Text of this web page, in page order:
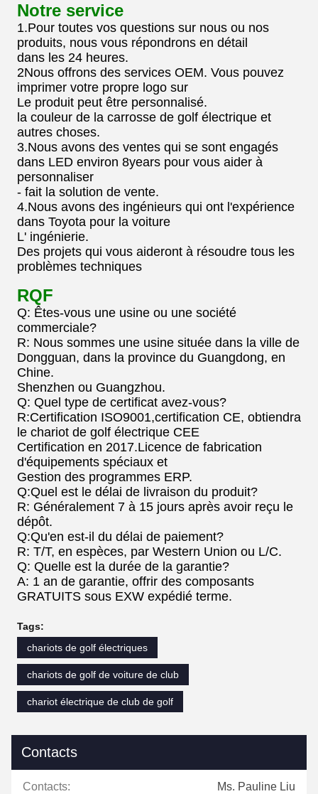
Notre service
1.Pour toutes vos questions sur nous ou nos
produits, nous vous répondrons en détail
dans les 24 heures.
2Nous offrons des services OEM. Vous pouvez
imprimer votre propre logo sur
Le produit peut être personnalisé.
la couleur de la carrosse de golf électrique et
autres choses.
3.Nous avons des ventes qui se sont engagés
dans LED environ 8years pour vous aider à
personnaliser
- fait la solution de vente.
4.Nous avons des ingénieurs qui ont l'expérience
dans Toyota pour la voiture
L' ingénierie.
Des projets qui vous aideront à résoudre tous les
problèmes techniques
RQF
Q: Êtes-vous une usine ou une société
commerciale?
R: Nous sommes une usine située dans la ville de
Dongguan, dans la province du Guangdong, en
Chine.
Shenzhen ou Guangzhou.
Q: Quel type de certificat avez-vous?
R:Certification ISO9001,certification CE, obtiendra
le chariot de golf électrique CEE
Certification en 2017.Licence de fabrication
d'équipements spéciaux et
Gestion des programmes ERP.
Q:Quel est le délai de livraison du produit?
R: Généralement 7 à 15 jours après avoir reçu le
dépôt.
Q:Qu'en est-il du délai de paiement?
R: T/T, en espèces, par Western Union ou L/C.
Q: Quelle est la durée de la garantie?
A: 1 an de garantie, offrir des composants
GRATUITS sous EXW expédié terme.
Tags:
chariots de golf électriques
chariots de golf de voiture de club
chariot électrique de club de golf
Contacts
Contacts: Ms. Pauline Liu